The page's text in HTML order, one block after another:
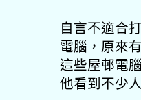
自言不適合
電腦，原來
這些屋邨電
他看到不少